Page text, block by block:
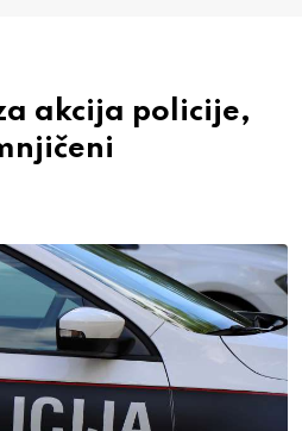
akcija policije,